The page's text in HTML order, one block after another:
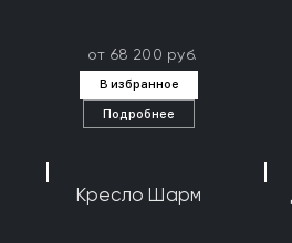
от 68 200 руб.
В избранное
Подробнее
Кресло Шарм